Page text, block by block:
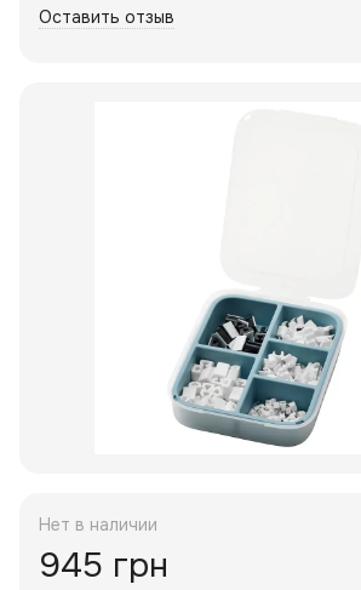
Оставить отзыв
Нет в наличии
945 грн